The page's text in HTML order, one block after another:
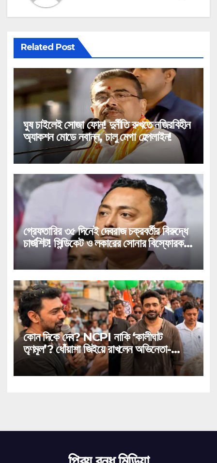
Related Post
ঘুষ চাইলেই সোজা ফোন! দুর্নীতি রুখতে নজিরবিহীন
অ্যাকশন মোডে নবান্ন, চালু মেগা হেল্পলাইন!
গ্রেফতারির ৩৫ দিনেই দেবরাজ চক্রবর্তীর বিরুদ্ধে
চার্জশিট! সিন্ডিকেট ও লকারের সোনার বিস্ফোরক
উল্লেখ!
কোন দিকে দেব? NCPI নাকি ‘কালীঘাট
তৃণমূল’? ধোঁয়াশা জিইয়ে রাখলেন অভিনেতা-
সাংসদ!